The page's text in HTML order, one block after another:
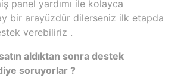
panel yardımı ile kolayca
bir arayüzdür dilerseniz ilk etapda
verebiliriz .
aldıktan sonra destek
soruyorlar ?